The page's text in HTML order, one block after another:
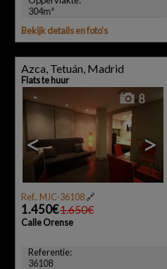
304m²
Bekijk details en foto's
Azca, Tetuán, Madrid
Flats te huur
< >
8
Ref.. MJC-36108🔗
1.450€1.650€
Calle Orense
Referentie:
36108